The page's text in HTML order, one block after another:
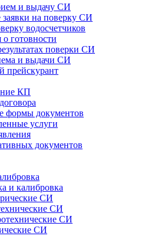
и выдачу СИ
на поверку СИ
водосчетчиков
готовности
поверки СИ
и выдачи СИ
прейскурант
КП
формы документов
услуги
документов
и калибровка
СИ
СИ
СИ
СИ